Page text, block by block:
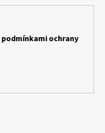
podmínkami ochrany